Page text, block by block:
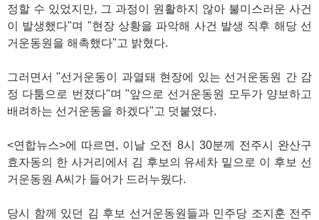
정할 수 있었지만, 그 과정이 원활하지 않아 불미스러운 사건
이 발생했다"며 "현장 상황을 파악해 사건 발생 직후 해당 선
거운동원을 해촉했다"고 밝혔다.
그러면서 "선거운동이 과열돼 현장에 있는 선거운동원 간 감
정 다툼으로 번졌다"며 "앞으로 선거운동원 모두가 양보하고
배려하는 선거운동을 하겠다"고 덧붙였다.
<연합뉴스>에 따르면, 이날 오전 8시 30분께 전주시 완산구
효자동의 한 사거리에서 김 후보의 유세차 밑으로 이 후보 선
거운동원 A씨가 들어가 드러누웠다.
당시 함께 있던 김 후보 선거운동원들과 민주당 조지훈 전주